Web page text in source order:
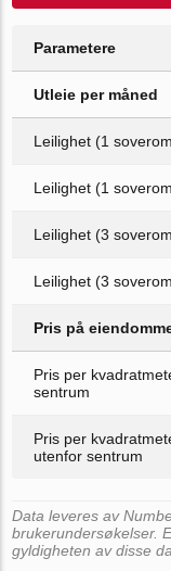
Parametere
Utleie per måned
Leilighet (1
Leilighet (1
Leilighet (3
Leilighet (3
Pris på
Pris per
sentrum
Pris per
utenfor sentrum
Data leveres av
brukerundersøkelser.
gyldigheten av disse